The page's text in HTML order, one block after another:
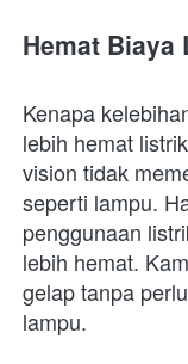
Hemat Biaya
Kenapa
lebih hemat
vision tidak
seperti lampu.
penggunaan
lebih hemat.
gelap tanpa
lampu.